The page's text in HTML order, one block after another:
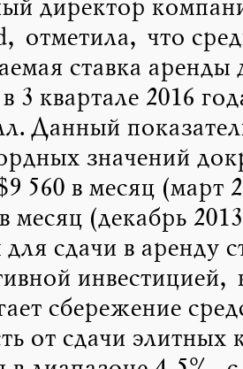
директор
отметила, что
ставка аренды
3 квартале 2016
Данный
значений
560 в месяц (март
месяц (декабрь
сдачи в аренду
инвестицией,
сбережение
от сдачи элитных